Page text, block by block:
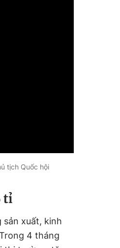
tịch Quốc hội
tỉ
sản xuất, kinh
4 tháng